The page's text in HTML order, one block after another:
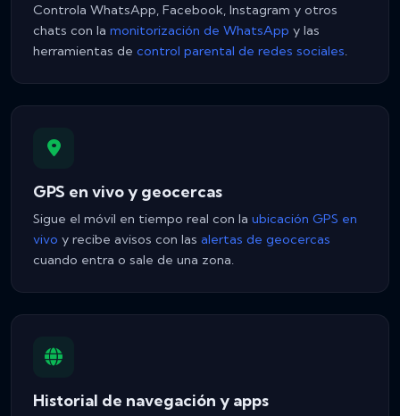
Controla WhatsApp, Facebook, Instagram y otros
chats con la monitorización de WhatsApp y las
herramientas de control parental de redes sociales.
GPS en vivo y geocercas
Sigue el móvil en tiempo real con la ubicación GPS en
vivo y recibe avisos con las alertas de geocercas
cuando entra o sale de una zona.
Historial de navegación y apps